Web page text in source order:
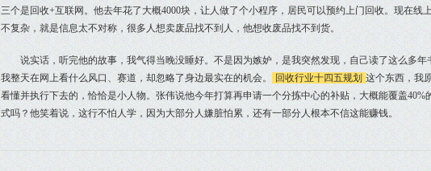
三个是回收+互联网。他去年花了大概4000块，让人做了个小程序，居民可以预约上门回收。现在线
不复杂，就是信息太不对称，很多人想卖废品找不到人，他想收废品找不到货。
说实话，听完他的故事，我气得当晚没睡好。不是因为嫉妒，是我突然发现，自己读了这么多年
我整天在网上看什么风口、赛道，却忽略了身边最实在的机会。
回收行业十四五规划 这个东西，我
看懂并执行下去的，恰恰是小人物。张伟说他今年打算再申请一个分拣中心的补贴，大概能覆盖
式吗？他笑着说，这行不怕人学，因为大部分人嫌脏怕累，还有一部分人根本不信这能赚钱。